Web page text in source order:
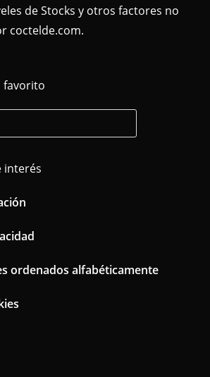
de Stocks y otros factores no
coctelde.com.
favorito
interés
ordenados alfabéticamente